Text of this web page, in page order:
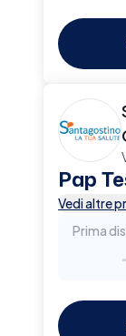
Pap
Vedi altre
Prima